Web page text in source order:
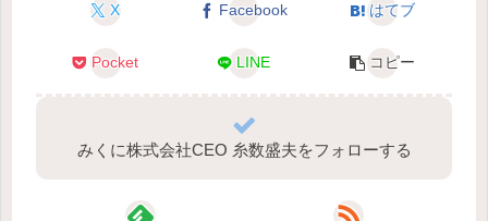
X Facebook はてブ
Pocket LINE コピー
みくに株式会社CEO 糸数盛夫をフォローする